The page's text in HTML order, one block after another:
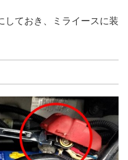
しておき、ミライースに装